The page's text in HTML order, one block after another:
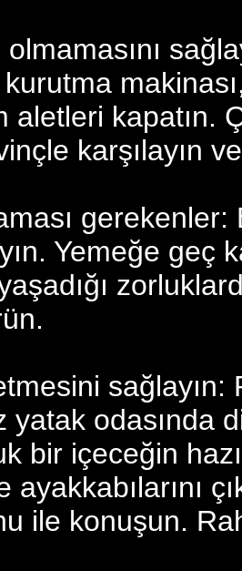
kurutma
aletleri kapatın.
karşılayın
Yemeğe geç
sağlayın:
yatak odasında
bir içeceğin
ayakkabılarını
ile konuşun.